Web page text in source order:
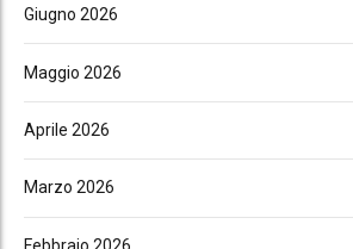
Giugno 2026
Maggio 2026
Aprile 2026
Marzo 2026
Febbraio 2026